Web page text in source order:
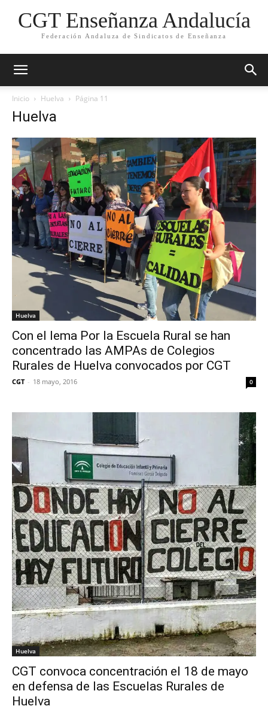
CGT Enseñanza Andalucía
Federación Andaluza de Sindicatos de Enseñanza
Inicio Huelva Página 11
Huelva
Huelva
Con el lema Por la Escuela Rural se han
concentrado las AMPAs de Colegios
Rurales de Huelva convocados por CGT
CGT - 18 mayo, 2016 0
Huelva
CGT convoca concentración el 18 de mayo
en defensa de las Escuelas Rurales de
Huelva